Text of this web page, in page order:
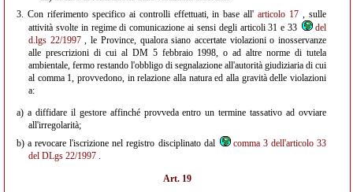
3. Con riferimento specifico ai controlli effettuati, in base all'articolo 17 , sulle
attività svolte in regime di comunicazione ai sensi degli articoli 31 e 33
del
d.lgs 22/1997, le Province, qualora siano accertate violazioni o inosservanze
alle prescrizioni di cui al DM 5 febbraio 1998, o ad altre norme di tutela
ambientale, fermo restando l'obbligo di segnalazione all'autorità giudiziaria di cui
al comma 1, provvedono, in relazione alla natura ed alla gravità delle violazioni
a:
a) a diffidare il gestore affinché provveda entro un termine tassativo ad ovviare
all'irregolarità;
b) a revocare l'iscrizione nel registro disciplinato dal
comma 3 dell'articolo 33
del DLgs 22/1997 .
Art. 19